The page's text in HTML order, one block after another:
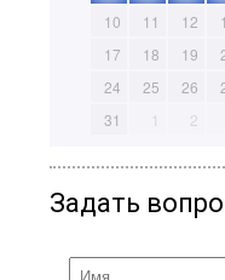
10
11 12
17
18 19
24
25 26
31
1 2
Задать